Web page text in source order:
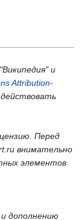
и
Attribution-
Перед
внимательно
элементов
дополнению